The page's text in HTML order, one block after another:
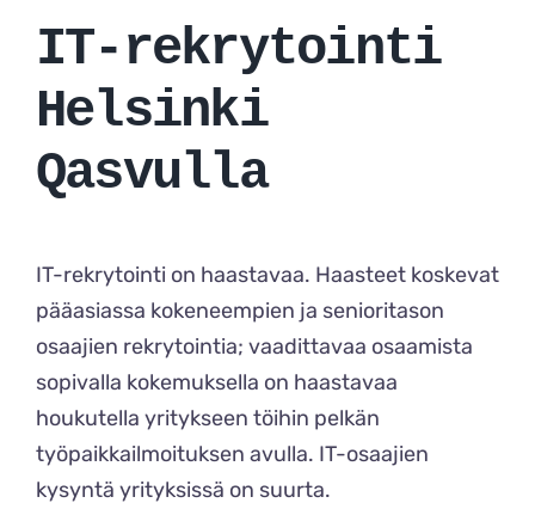
IT-rekrytointi
Helsinki
Qasvulla
IT-rekrytointi on haastavaa. Haasteet koskevat
pääasiassa kokeneempien ja senioritason
osaajien rekrytointia; vaadittavaa osaamista
sopivalla kokemuksella on haastavaa
houkutella yritykseen töihin pelkän
työpaikkailmoituksen avulla. IT-osaajien
kysyntä yrityksissä on suurta.